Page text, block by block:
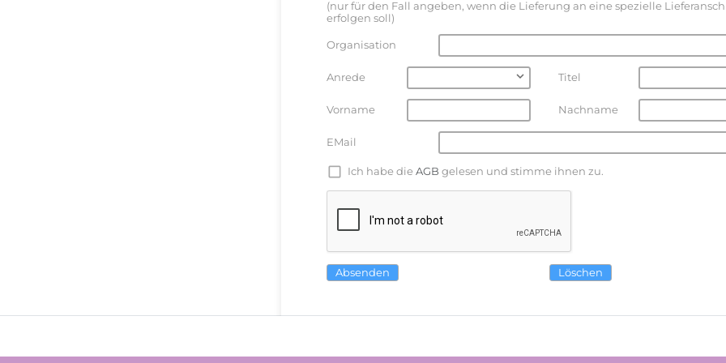
(nur für den Fall angeben, wenn die Lieferung an eine spezielle
erfolgen soll)
Organisation
Anrede Titel
Vorname Nachname
EMail
Ich habe die AGB gelesen und stimme ihnen zu.
Absenden Löschen